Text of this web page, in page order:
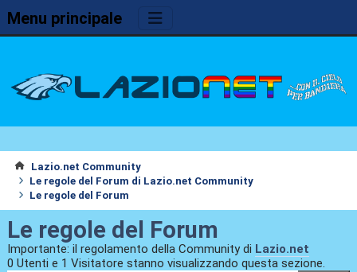
Menu principale
Lazio.net Community
Le regole del Forum di Lazio.net Community
Le regole del Forum
Le regole del Forum
Importante: il regolamento della Community di Lazio.net
0 Utenti e 1 Visitatore stanno visualizzando questa sezione.